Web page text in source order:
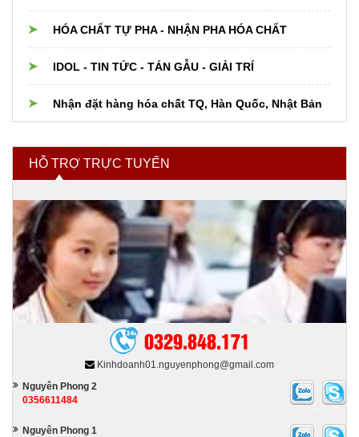
Thiết bị dụng cụ PTN khác
Hóa chất xử lý nước
Nguyên liệu Thực phẩm, Dược phẩm, Mỹ phẩm
Hóa chất và nguyên liệu cho Phân bón
Hóa chất nhóm ngành khác
HÓA CHẤT TỰ PHA - NHẬN PHA HÓA CHẤT
IDOL - TIN TỨC - TÁN GẪU - GIẢI TRÍ
Nhận đặt hàng hóa chất TQ, Hàn Quốc, Nhật Bản
HỖ TRỢ TRỰC TUYẾN
0329.848.171
Kinhdoanh01.nguyenphong@gmail.com
Nguyên Phong 2
0356611484
Nguyên Phong 1